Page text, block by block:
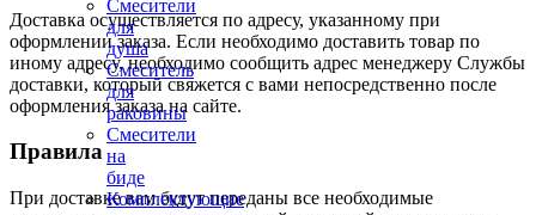
Смесители
для
душа
Смеситель
для
раковины
Смесители
на
биде
Комплектующие
Доставка осуществляется по адресу, указанному при
оформлении заказа. Если необходимо доставить товар по
иному адресу, необходимо сообщить адрес менеджеру Службы
доставки, который свяжется с вами непосредственно после
оформления заказа на сайте.
Правила
При доставке вам будут переданы все необходимые